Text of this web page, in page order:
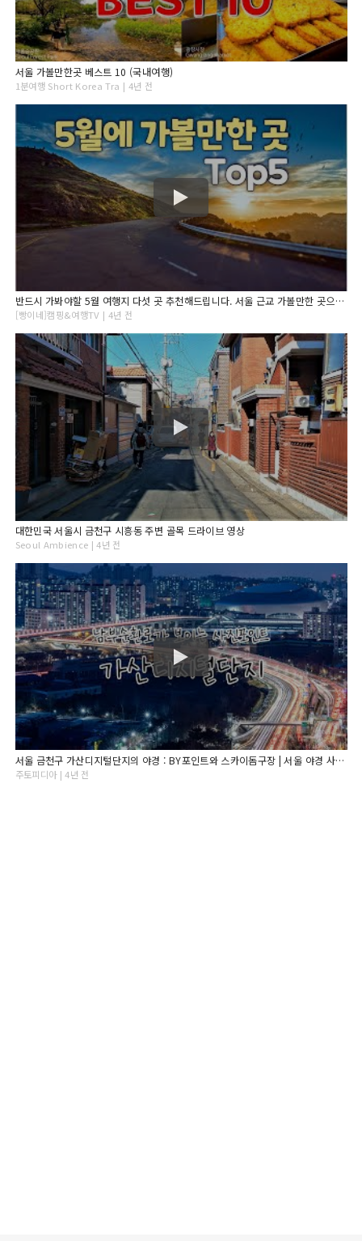
서울 가볼만한곳 베스트 10 (국내여행)
1분여행 Short Korea Tra | 4년 전
반드시 가봐야할 5월 여행지 다섯 곳 추천해드립니다. 서울 근교 가볼만한 곳으로 선정했어요. 꼭 다녀와보세요!
[빵이네]캠핑&여행TV | 4년 전
대한민국 서울시 금천구 시흥동 주변 골목 드라이브 영상
Seoul Ambience | 4년 전
서울 금천구 가산디지털단지의 야경 : BY포인트와 스카이돔구장 | 서울 야경 사진 포인트 추천
주토피디아 | 4년 전